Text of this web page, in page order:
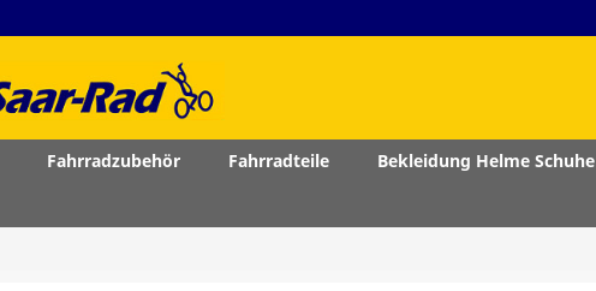
Fahrradzubehör Fahrradteile Bekleidung Helme Schuhe